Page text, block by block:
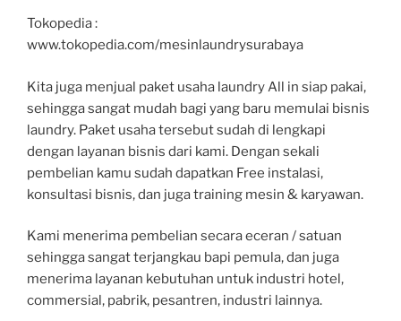
Tokopedia :
www.tokopedia.com/mesinlaundrysurabaya
Kita juga menjual paket usaha laundry All in siap pakai,
sehingga sangat mudah bagi yang baru memulai bisnis
laundry. Paket usaha tersebut sudah di lengkapi
dengan layanan bisnis dari kami. Dengan sekali
pembelian kamu sudah dapatkan Free instalasi,
konsultasi bisnis, dan juga training mesin & karyawan.
Kami menerima pembelian secara eceran / satuan
sehingga sangat terjangkau bapi pemula, dan juga
menerima layanan kebutuhan untuk industri hotel,
commersial, pabrik, pesantren, industri lainnya.